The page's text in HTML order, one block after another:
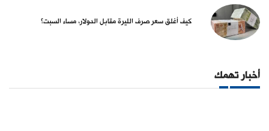
كيف أغلق سعر صرف الليرة مقابل الدولار، مساء السبت؟
أخبار تهمك